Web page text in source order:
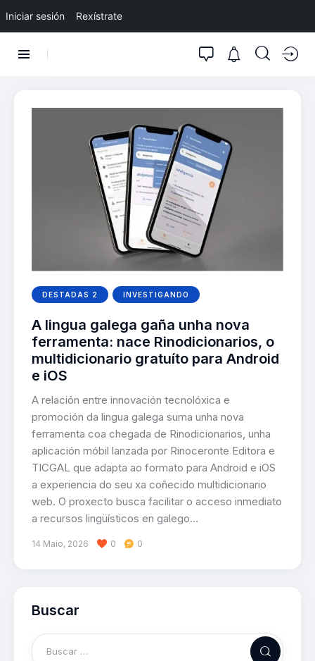
Iniciar sesión Rexístrate
DESTADAS 2 INVESTIGANDO
A lingua galega gaña unha nova
ferramenta: nace Rinodicionarios, o
multidicionario gratuíto para Android
e iOS
A relación entre innovación tecnolóxica e
promoción da lingua galega suma unha nova
ferramenta coa chegada de Rinodicionarios, unha
aplicación móbil lanzada por Rinoceronte Editora e
TICGAL que adapta ao formato para Android e iOS
a experiencia do seu xa coñecido multidicionario
web. O proxecto busca facilitar o acceso inmediato
a recursos lingüísticos en galego…
14 Maio, 2026 0 0
Buscar